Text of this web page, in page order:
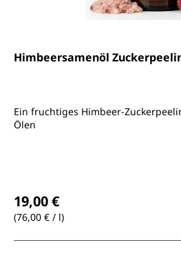
Himbeersamenöl
Ein fruchtiges Himbeer-
Ölen
19,00 €
(76,00 € / l)